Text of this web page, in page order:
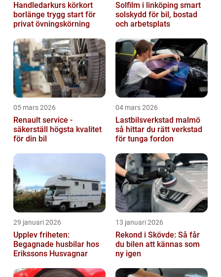
Handledarkurs körkort
borlänge trygg start för
privat övningskörning
Solfilm i linköping smart
solskydd för bil, bostad
och arbetsplats
05 mars 2026
Renault service -
säkerställ högsta kvalitet
för din bil
04 mars 2026
Lastbilsverkstad malmö
så hittar du rätt verkstad
för tunga fordon
29 januari 2026
Upplev friheten:
Begagnade husbilar hos
Erikssons Husvagnar
13 januari 2026
Rekond i Skövde: Så får
du bilen att kännas som
ny igen